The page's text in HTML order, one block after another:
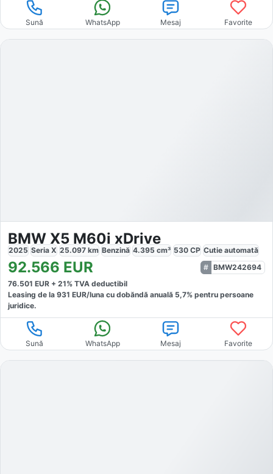
Sună WhatsApp Mesaj Favorite
BMW X5 M60i xDrive
2025 Seria X 25.097 km Benzină 4.395 cm³ 530 CP Cutie automată
92.566 EUR
BMW242694
76.501 EUR + 21% TVA deductibil
Leasing de la 931 EUR/luna cu dobăndă anuală 5,7% pentru persoane
juridice.
Sună WhatsApp Mesaj Favorite